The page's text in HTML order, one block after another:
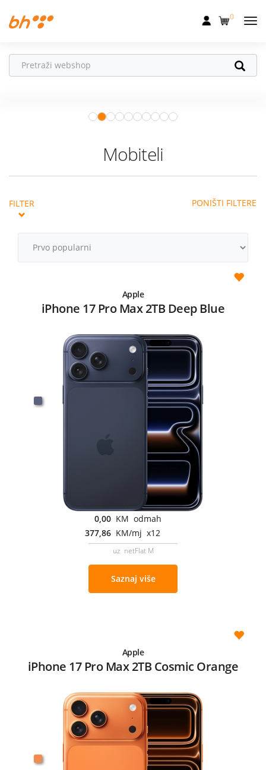
Fiksna
Akcije
Podrška
0
Apple Watch– vaš partner za
zdraviji i aktivniji život.
Mobiteli
FILTER PONIŠTI FILTERE
Apple
iPhone 17 Pro Max 2TB Deep Blue
0,00 KM odmah
377,86 KM/mj x12
uz netFlat M
Saznaj više
Apple
iPhone 17 Pro Max 2TB Cosmic Orange